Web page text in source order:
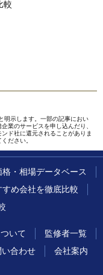
較
示します。一部の記事におい
業のサービスを申し込んだり、
ド社に還元されることがありま
ださい。
・相場データベース
め会社を徹底比較
いて
監修者一覧
い合わせ 会社案内